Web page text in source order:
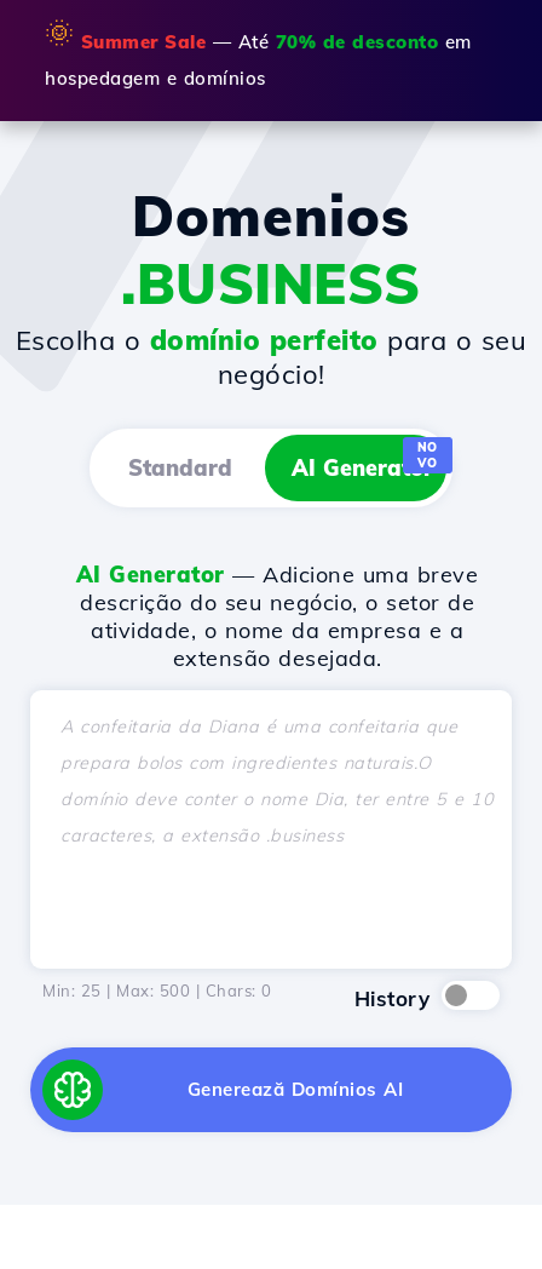
🌞 Summer Sale — Até 70% de desconto em
hospedagem e domínios
Domenios
.BUSINESS
Escolha o domínio perfeito para o seu
negócio!
Standard AI Generator
NO
VO
AI Generator — Adicione uma breve
descrição do seu negócio, o setor de
atividade, o nome da empresa e a
extensão desejada.
Min: 25 | Max: 500 | Chars: 0 History
Generează Domínios AI